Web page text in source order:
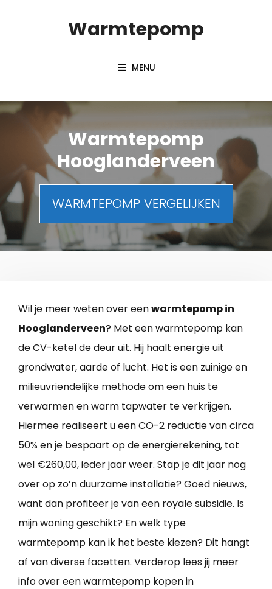
Warmtepomp
MENU
Warmtepomp
Hooglanderveen
WARMTEPOMP VERGELIJKEN
Wil je meer weten over eenwarmtepomp in
Hooglanderveen? Met een warmtepomp kan
de CV-ketel de deur uit. Hij haalt energie uit
grondwater, aarde of lucht. Het is een zuinige en
milieuvriendelijke methode om een huis te
verwarmen en warm tapwater te verkrijgen.
Hiermee realiseert u een CO-2 reductie van circa
50% en je bespaart op de energierekening, tot
wel €260,00, ieder jaar weer. Stap je dit jaar nog
over op zo’n duurzame installatie? Goed nieuws,
want dan profiteer je van een royale subsidie. Is
mijn woning geschikt? En welk type
warmtepomp kan ik het beste kiezen? Dit hangt
af van diverse facetten. Verderop lees jij meer
info over een warmtepomp kopen in